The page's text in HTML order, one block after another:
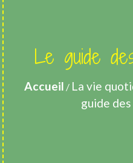
Le guide
Accueil / La vie
guide